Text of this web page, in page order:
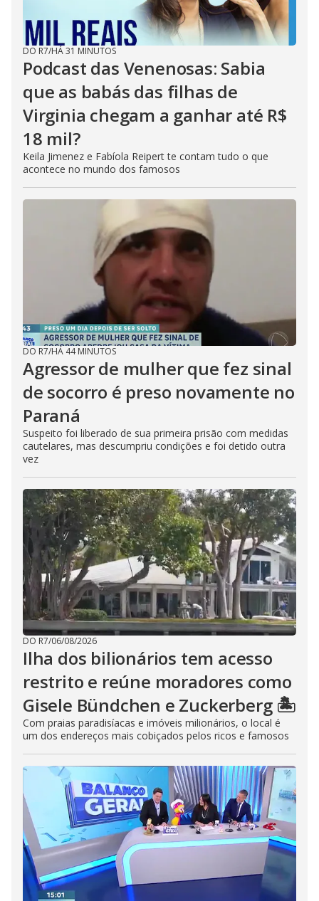
DO R7/HÁ 31 MINUTOS
Podcast das Venenosas: Sabia
que as babás das filhas de
Virginia chegam a ganhar até R$
18 mil?
Keila Jimenez e Fabíola Reipert te contam tudo o que
acontece no mundo dos famosos
DO R7/HÁ 44 MINUTOS
Agressor de mulher que fez sinal
de socorro é preso novamente no
Paraná
Suspeito foi liberado de sua primeira prisão com medidas
cautelares, mas descumpriu condições e foi detido outra
vez
DO R7/06/08/2026
Ilha dos bilionários tem acesso
restrito e reúne moradores como
Gisele Bündchen e Zuckerberg 🏝️
Com praias paradisíacas e imóveis milionários, o local é
um dos endereços mais cobiçados pelos ricos e famosos